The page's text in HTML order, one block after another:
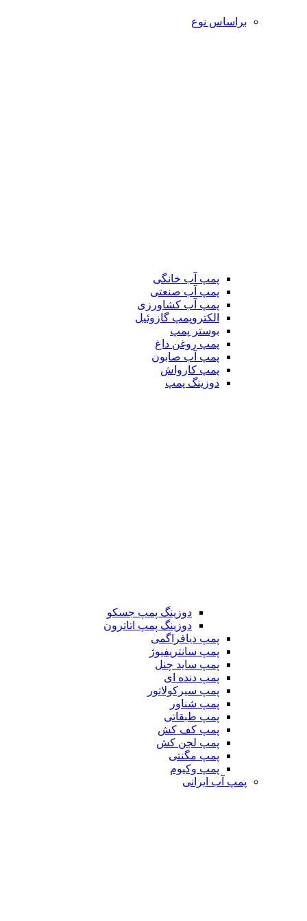
براساس نوع
پمپ آب خانگی
پمپ آب صنعتی
پمپ آب کشاورزی
الکتروپمپ گازوئیل
بوستر پمپ
پمپ روغن داغ
پمپ آب صابون
پمپ کارواش
دوزینگ پمپ
دوزینگ پمپ جسکو
دوزینگ پمپ اتاترون
پمپ دیافراگمی
پمپ سانتریفیوژ
پمپ ساید چنل
پمپ دنده ای
پمپ سیرکولاتور
پمپ شناور
پمپ طبقاتی
پمپ کف کش
پمپ لجن کش
پمپ مگنتی
پمپ وکیوم
پمپ آب ایرانی